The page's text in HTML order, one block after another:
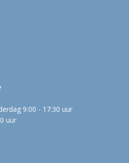
9:00 - 17:30 uur
uur